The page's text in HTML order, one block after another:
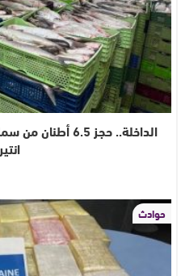
الداخلة.. حجز
حوادث